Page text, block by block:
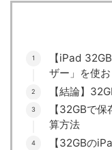
【iPad
ザー」を使お
【結論】
【32GBで
算方法
【32GBの